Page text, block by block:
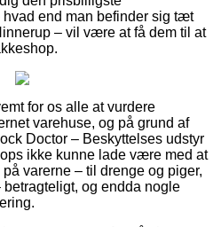
hvad end man befinder sig tæt
– vil være at få dem til at
for os alle at vurdere
varehuse, og på grund af
Doctor – Beskyttelses udstyr
ikke kunne lade være med at
varerne – til drenge og piger,
betragteligt, og endda nogle